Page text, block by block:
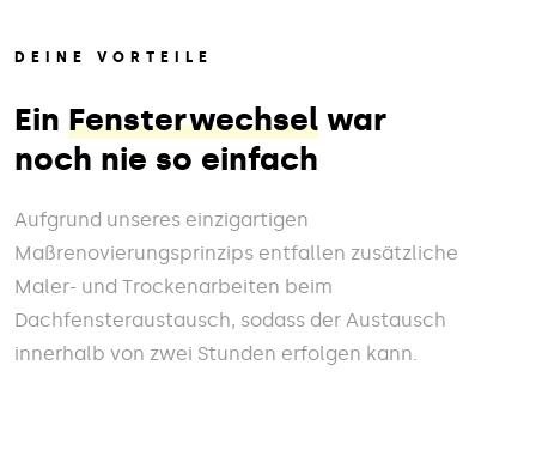
DEINE VORTEILE
Ein Fensterwechsel war
noch nie so einfach
Aufgrund unseres einzigartigen
Maßrenovierungsprinzips entfallen zusätzliche
Maler- und Trockenarbeiten beim
Dachfensteraustausch, sodass der Austausch
innerhalb von zwei Stunden erfolgen kann.